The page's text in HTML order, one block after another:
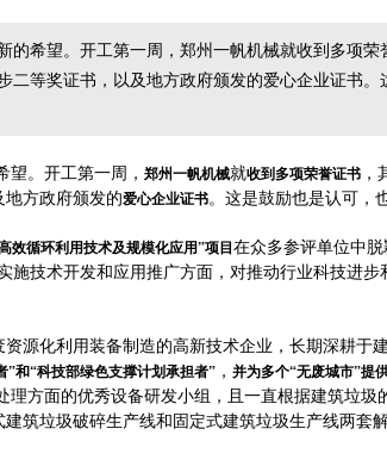
的希望。开工第一周，郑州一帆机械就收到多项
二等奖证书，以及地方政府颁发的爱心企业证书
。开工第一周， 郑州一帆机械就收到多项荣誉证书
地方政府颁发的爱心企业证书。这是鼓励也是认可，
效循环利用技术及规模化应用”项目在众多参评单位中
施技术开发和应用推广方面，对推动行业科技进
化利用装备制造的高新技术企业，长期深耕于
和“科技部绿色支撑计划承担者” ， 并为多个“无废城市”提
理方面的优秀设备研发小组，且一直根据建筑垃圾
筑垃圾破碎生产线和固定式建筑垃圾生产线两套